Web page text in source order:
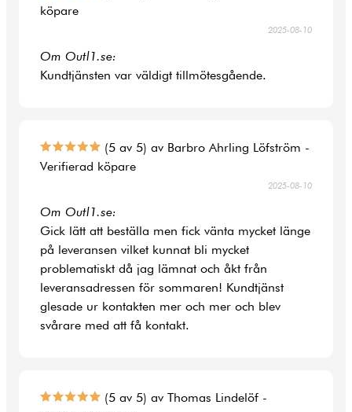
köpare
2025-08-10
Om Outl1.se:
Kundtjänsten var väldigt tillmötesgående.
(5 av 5) av Barbro Ahrling Löfström -
Verifierad köpare
2025-08-10
Om Outl1.se:
Gick lätt att beställa men fick vänta mycket länge
på leveransen vilket kunnat bli mycket
problematiskt då jag lämnat och åkt från
leveransadressen för sommaren! Kundtjänst
glesade ur kontakten mer och mer och blev
svårare med att få kontakt.
(5 av 5) av Thomas Lindelöf -